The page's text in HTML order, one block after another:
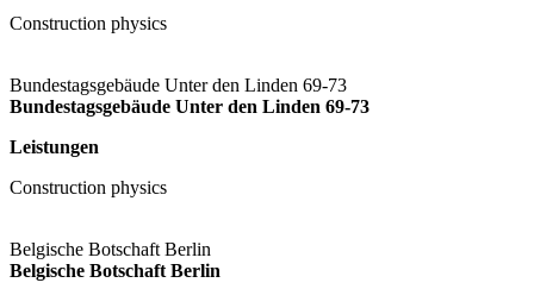
Construction physics
Bundestagsgebäude Unter den Linden 69-73
Bundestagsgebäude Unter den Linden 69-73
Leistungen
Construction physics
Belgische Botschaft Berlin
Belgische Botschaft Berlin